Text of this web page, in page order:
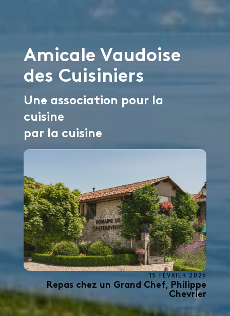
Amicale Vaudoise
des Cuisiniers
Une association pour la
cuisine
par la cuisine
Repas chez un Grand Chef, Philippe
Chevrier
15 FÉVRIER 2026